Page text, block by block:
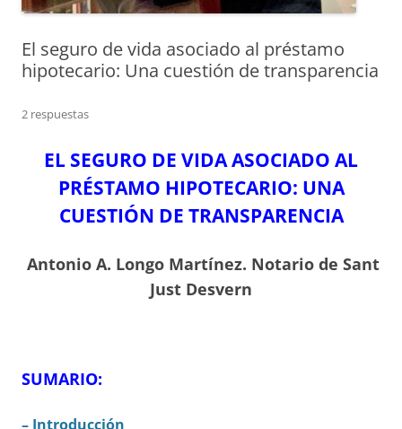
El seguro de vida asociado al préstamo
hipotecario: Una cuestión de transparencia
2 respuestas
EL SEGURO DE VIDA ASOCIADO AL
PRÉSTAMO HIPOTECARIO: UNA
CUESTIÓN DE TRANSPARENCIA
Antonio A. Longo Martínez. Notario de Sant
Just Desvern
SUMARIO:
– Introducción